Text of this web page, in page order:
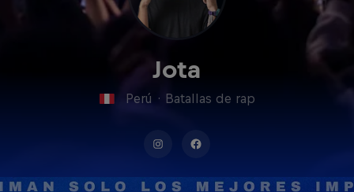
Jota
Perú · Batallas de rap